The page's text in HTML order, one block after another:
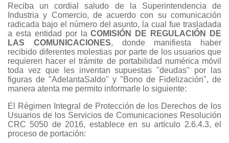
Reciba un cordial saludo de la Superintendencia de
Industria y Comercio, de acuerdo con su comunicación
radicada bajo el número del asunto, la cual fue trasladada
a esta entidad por laCOMISIÓN DE REGULACIÓN DE
LAS COMUNICACIONES, donde manifiesta haber
recibido diferentes molestias por parte de los usuarios que
requieren hacer el trámite de portabilidad numérica móvil
toda vez que les inventan supuestas "deudas" por las
figuras de "AdelantaSaldo" y "Bono de Fidelización", de
manera atenta me permito informarle lo siguiente:
El Régimen Integral de Protección de los Derechos de los
Usuarios de los Servicios de Comunicaciones Resolución
CRC 5050 de 2016, establece en su artículo 2.6.4.3, el
proceso de portación: